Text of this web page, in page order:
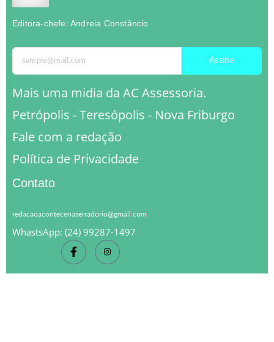
Editora-chefe: Andreia Constâncio
Assine
Mais uma midia da AC Assessoria.
Petrópolis - Teresópolis - Nova Friburgo
Fale com a redação
Política de Privacidade
Contato
redacaoacontecenaserradorio@gmail.com
WhastsApp: (24) 99287-1497